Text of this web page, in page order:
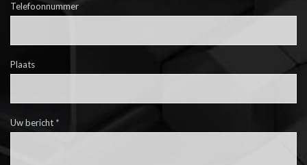
Telefoonnummer
Plaats
Uw bericht *